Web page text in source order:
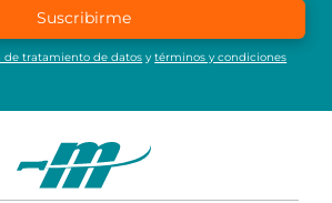
Suscribirme
de tratamiento de datos ytérminos y condiciones